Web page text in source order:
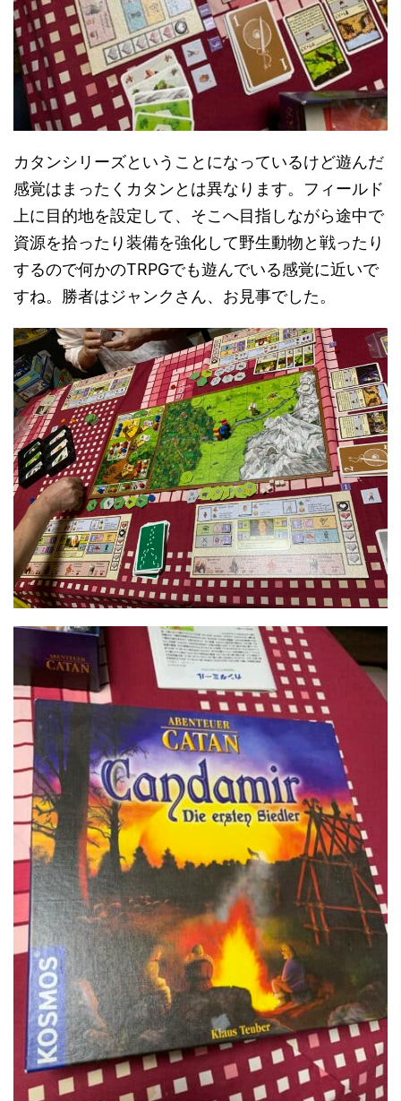
カタンシリーズということになっているけど遊んだ
感覚はまったくカタンとは異なります。フィールド
上に目的地を設定して、そこへ目指しながら途中で
資源を拾ったり装備を強化して野生動物と戦ったり
するので何かのTRPGでも遊んでいる感覚に近いで
すね。勝者はジャンクさん、お見事でした。